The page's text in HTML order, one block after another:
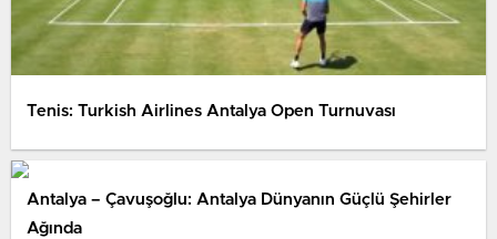
Tenis: Turkish Airlines Antalya Open Turnuvası
Antalya – Çavuşoğlu: Antalya Dünyanın Güçlü Şehirler
Ağında